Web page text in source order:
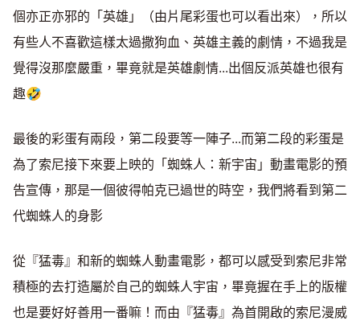
個亦正亦邪的「英雄」（由片尾彩蛋也可以看出來），所以
有些人不喜歡這樣太過撒狗血、英雄主義的劇情，不過我是
覺得沒那麼嚴重，畢竟就是英雄劇情...出個反派英雄也很有
趣🤣
最後的彩蛋有兩段，第二段要等一陣子...而第二段的彩蛋是
為了索尼接下來要上映的「蜘蛛人：新宇宙」動畫電影的預
告宣傳，那是一個彼得帕克已過世的時空，我們將看到第二
代蜘蛛人的身影
從『猛毒』和新的蜘蛛人動畫電影，都可以感受到索尼非常
積極的去打造屬於自己的蜘蛛人宇宙，畢竟握在手上的版權
也是要好好善用一番嘛！而由『猛毒』為首開啟的索尼漫威